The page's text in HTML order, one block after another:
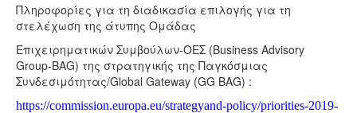
Πληροφορίες για τη διαδικασία επιλογής για τη
στελέχωση της άτυπης Ομάδας
Επιχειρηματικών Συμβούλων-ΟΕΣ (Business Advisory
Group-BAG) της στρατηγικής της Παγκόσμιας
Συνδεσιμότητας/Global Gateway (GG BAG) :
https://commission.europa.eu/strategyand-policy/priorities-2019-